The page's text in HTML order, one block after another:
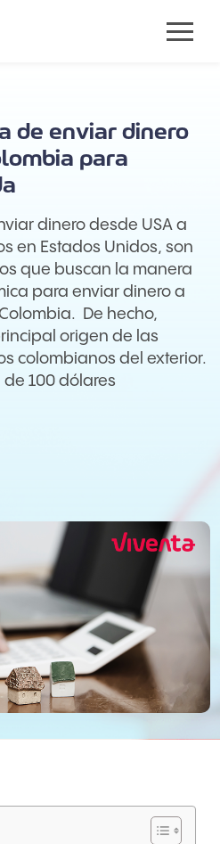
de enviar dinero
para
dinero desde USA a
en Estados Unidos, son
que buscan la manera
para enviar dinero a
De hecho,
origen de las
colombianos del exterior.
100 dólares